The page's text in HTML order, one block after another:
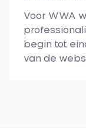
Voor WWA
begin tot
van de